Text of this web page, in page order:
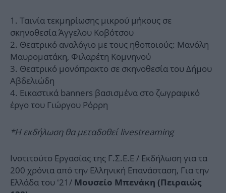
Ταινία τεκμηρίωσης μικρού μήκους σε
σκηνοθεσία Άγγελου Κοβότσου
Θεατρικό αναλόγιο με τους ηθοποιούς: Μανόλη
Μαυροματάκη, Φιλαρέτη Κομνηνού
Θεατρικό μονόπρακτο σε σκηνοθεσία του Δήμου
Αβδελιώδη
Εικαστικά banners βασισμένα στο ζωγραφικό
έργο του Γιώργου Ρόρρη
*Η εκδήλωση θα μεταδοθεί livestreaming
Ινστιτούτο Εργασίας της Γ.Σ.Ε.Ε / Εκδήλωση για τα
200 χρόνια από την Ελληνική Επανάσταση, Για την
Ελλάδα του ‘21/ Μουσείο Μπενάκη (Πειραιώς